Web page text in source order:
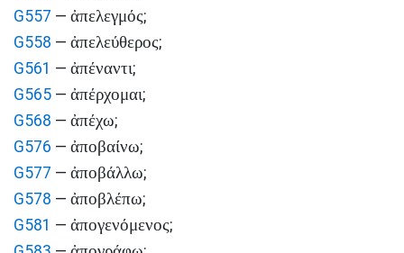
G557 — ἀπελεγμός;
G558 — ἀπελεύθερος;
G561 — ἀπέναντι;
G565 — ἀπέρχομαι;
G568 — ἀπέχω;
G576 — ἀποβαίνω;
G577 — ἀποβάλλω;
G578 — ἀποβλέπω;
G581 — ἀπογενόμενος;